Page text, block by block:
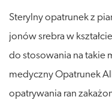
Sterylny opatrunek z
jonów srebra w
do stosowania na takie
medyczny Opatrunek
opatrywania ran